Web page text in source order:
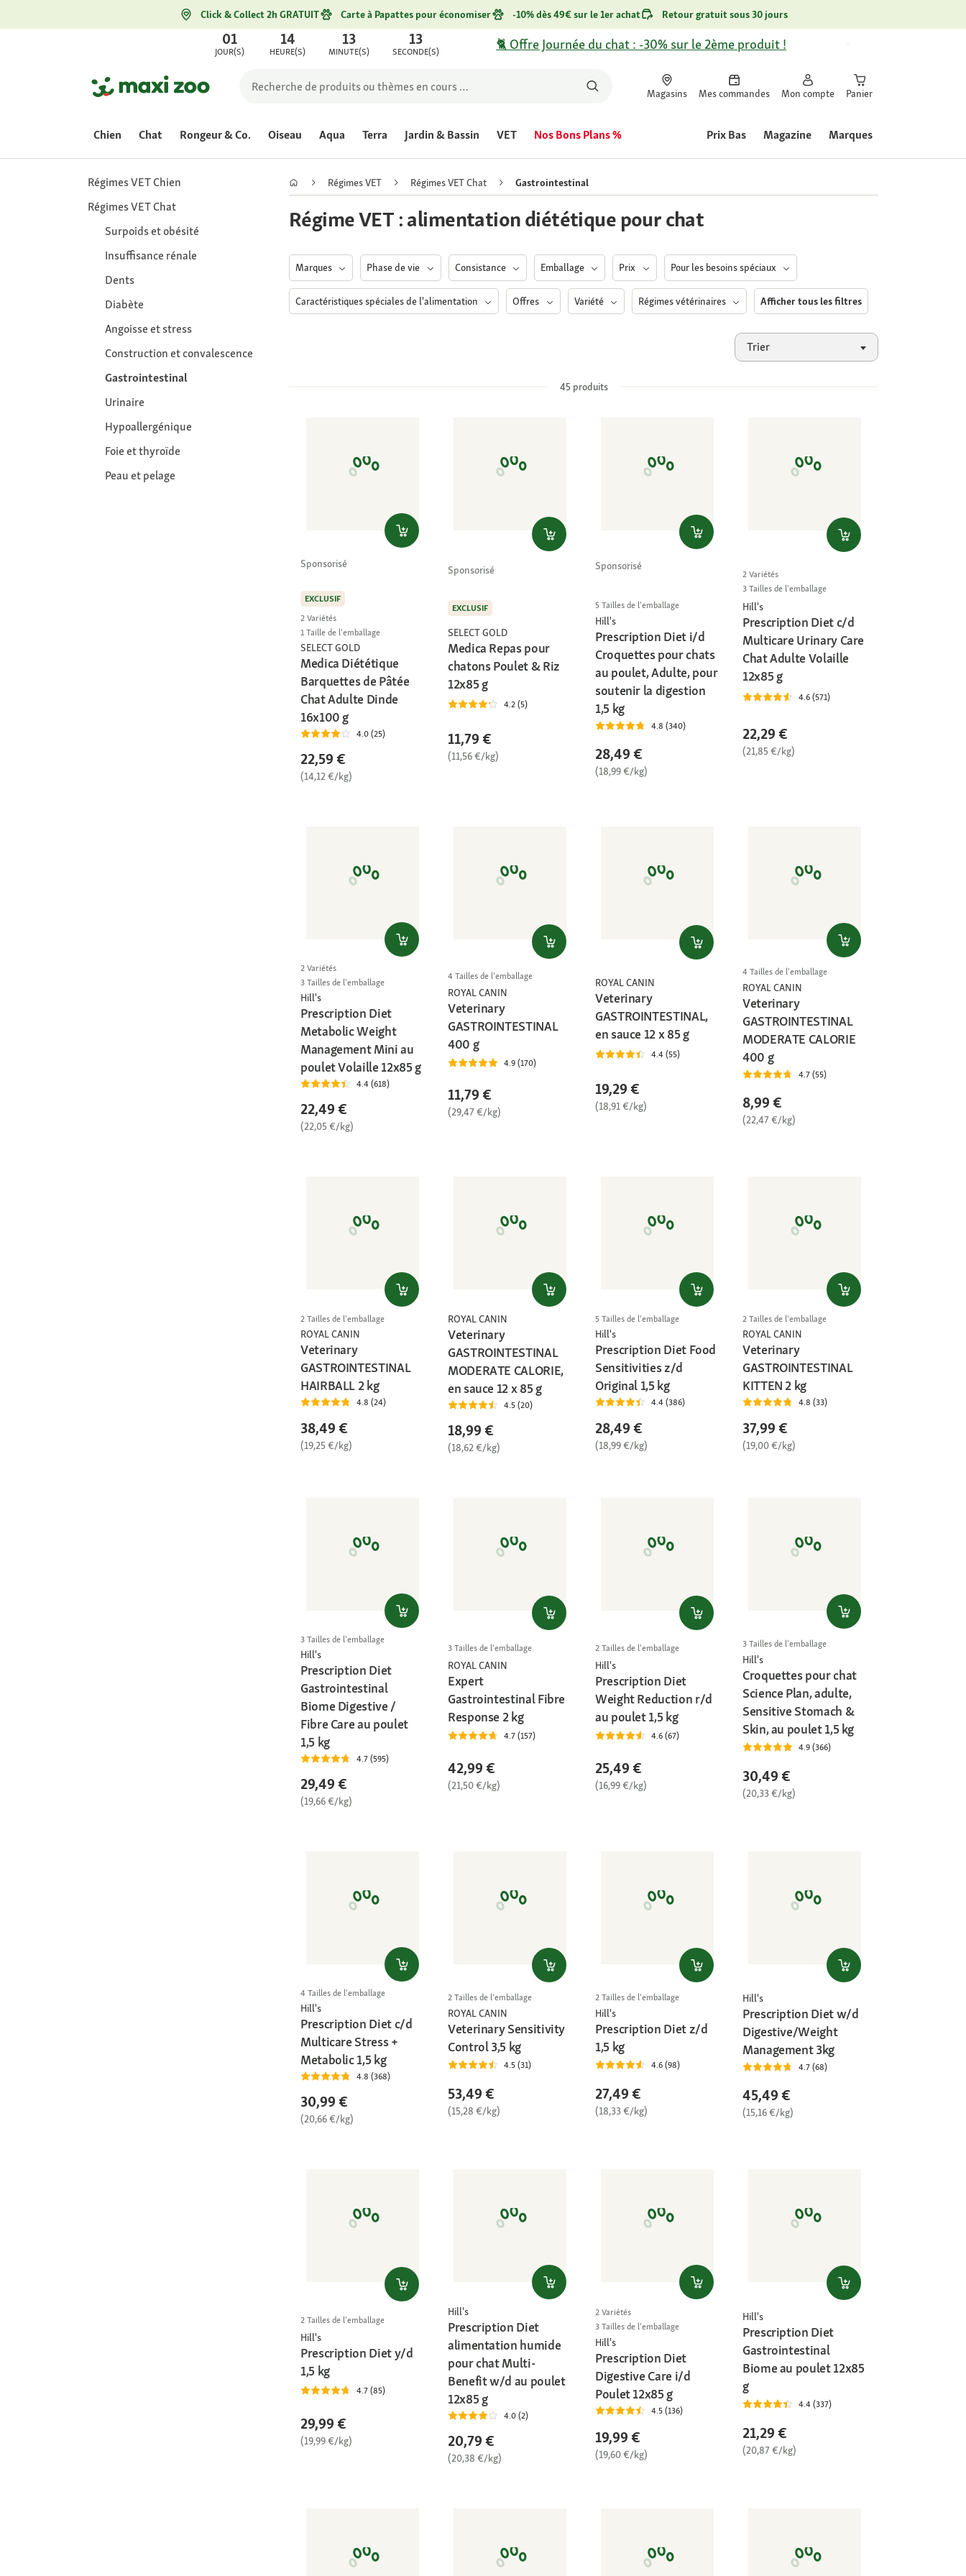
Click & Collect 2h GRATUIT Carte à Papattes pour économiser -10% dès 49€ sur le 1er achat Retour gratuit sous 30 jours
01
JOUR(S)
14
HEURE(S)
13
MINUTE(S)
13
SECONDE(S) 🐈 Offre Journée du chat : -30% sur le 2ème produit !
Magasins Mes commandes Mon compte Panier
Chien Chat Rongeur & Co. Oiseau Aqua Terra Jardin & Bassin VET Nos Bons Plans % Prix Bas Magazine Marques
Régimes VET Chien
Régimes VET Chat
Surpoids et obésité
Insuffisance rénale
Dents
Diabète
Angoisse et stress
Construction et convalescence
Gastrointestinal
Urinaire
Hypoallergénique
Foie et thyroïde
Peau et pelage
Régimes VET Régimes VET Chat Gastrointestinal
Régime VET : alimentation diététique pour chat
Marques Phase de vie Consistance Emballage Prix Pour les besoins spéciaux
Caractéristiques spéciales de l'alimentation Offres Variété Régimes vétérinaires Afficher tous les filtres
Trier
45produits
Sponsorisé
EXCLUSIF
2 Variétés
1 Taille de l'emballage
SELECT GOLD
Medica Diététique
Barquettes de Pâtée
Chat Adulte Dinde
16x100 g
4.0 (25)
22,59 €
(14,12 €/kg)
Sponsorisé
EXCLUSIF
SELECT GOLD
Medica Repas pour
chatons Poulet & Riz
12x85 g
4.2 (5)
11,79 €
(11,56 €/kg)
Sponsorisé
5 Tailles de l'emballage
Hill's
Prescription Diet i/d
Croquettes pour chats
au poulet, Adulte, pour
soutenir la digestion
1,5 kg
4.8 (340)
28,49 €
(18,99 €/kg)
2 Variétés
3 Tailles de l'emballage
Hill's
Prescription Diet c/d
Multicare Urinary Care
Chat Adulte Volaille
12x85 g
4.6 (571)
22,29 €
(21,85 €/kg)
2 Variétés
3 Tailles de l'emballage
Hill's
Prescription Diet
Metabolic Weight
Management Mini au
poulet Volaille 12x85 g
4.4 (618)
22,49 €
(22,05 €/kg)
4 Tailles de l'emballage
ROYAL CANIN
Veterinary
GASTROINTESTINAL
400 g
4.9 (170)
11,79 €
(29,47 €/kg)
ROYAL CANIN
Veterinary
GASTROINTESTINAL,
en sauce 12 x 85 g
4.4 (55)
19,29 €
(18,91 €/kg)
4 Tailles de l'emballage
ROYAL CANIN
Veterinary
GASTROINTESTINAL
MODERATE CALORIE
400 g
4.7 (55)
8,99 €
(22,47 €/kg)
2 Tailles de l'emballage
ROYAL CANIN
Veterinary
GASTROINTESTINAL
HAIRBALL 2 kg
4.8 (24)
38,49 €
(19,25 €/kg)
ROYAL CANIN
Veterinary
GASTROINTESTINAL
MODERATE CALORIE,
en sauce 12 x 85 g
4.5 (20)
18,99 €
(18,62 €/kg)
5 Tailles de l'emballage
Hill's
Prescription Diet Food
Sensitivities z/d
Original 1,5 kg
4.4 (386)
28,49 €
(18,99 €/kg)
2 Tailles de l'emballage
ROYAL CANIN
Veterinary
GASTROINTESTINAL
KITTEN 2 kg
4.8 (33)
37,99 €
(19,00 €/kg)
3 Tailles de l'emballage
Hill's
Prescription Diet
Gastrointestinal
Biome Digestive /
Fibre Care au poulet
1,5 kg
4.7 (595)
29,49 €
(19,66 €/kg)
3 Tailles de l'emballage
ROYAL CANIN
Expert
Gastrointestinal Fibre
Response 2 kg
4.7 (157)
42,99 €
(21,50 €/kg)
2 Tailles de l'emballage
Hill's
Prescription Diet
Weight Reduction r/d
au poulet 1,5 kg
4.6 (67)
25,49 €
(16,99 €/kg)
3 Tailles de l'emballage
Hill's
Croquettes pour chat
Science Plan, adulte,
Sensitive Stomach &
Skin, au poulet 1,5 kg
4.9 (366)
30,49 €
(20,33 €/kg)
4 Tailles de l'emballage
Hill's
Prescription Diet c/d
Multicare Stress +
Metabolic 1,5 kg
4.8 (368)
30,99 €
(20,66 €/kg)
2 Tailles de l'emballage
ROYAL CANIN
Veterinary Sensitivity
Control 3,5 kg
4.5 (31)
53,49 €
(15,28 €/kg)
2 Tailles de l'emballage
Hill's
Prescription Diet z/d
1,5 kg
4.6 (98)
27,49 €
(18,33 €/kg)
Hill's
Prescription Diet w/d
Digestive/Weight
Management 3kg
4.7 (68)
45,49 €
(15,16 €/kg)
2 Tailles de l'emballage
Hill's
Prescription Diet y/d
1,5 kg
4.7 (85)
29,99 €
(19,99 €/kg)
Hill's
Prescription Diet
alimentation humide
pour chat Multi-
Benefit w/d au poulet
12x85 g
4.0 (2)
20,79 €
(20,38 €/kg)
2 Variétés
3 Tailles de l'emballage
Hill's
Prescription Diet
Digestive Care i/d
Poulet 12x85 g
4.5 (136)
19,99 €
(19,60 €/kg)
Hill's
Prescription Diet
Gastrointestinal
Biome au poulet 12x85
g
4.4 (337)
21,29 €
(20,87 €/kg)